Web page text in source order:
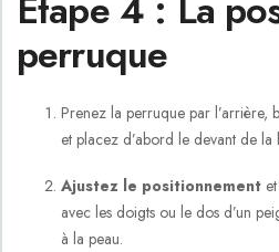
perruque
Prenez la perruque par l’arrière,
et placez d’abord le devant de
Ajustez le positionnement
avec les doigts ou le dos d’un
à la peau.